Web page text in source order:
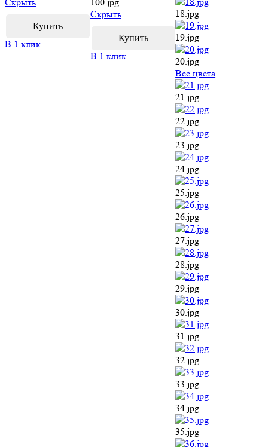
В 1 клик
Cкрыть
В 1 клик
18.jpg
19.jpg
20.jpg
Все цвета
21.jpg
22.jpg
23.jpg
24.jpg
25.jpg
26.jpg
27.jpg
28.jpg
29.jpg
30.jpg
31.jpg
32.jpg
33.jpg
34.jpg
35.jpg